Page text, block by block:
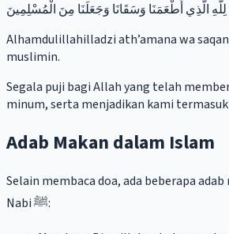
لِلَّهِ الَّذِي أَطْعَمَنَا وَسَقَانَا وَجَعَلَنَا مِنَ الْمُسْلِمِينَ
Alhamdulillahilladzi ath’amana wa
muslimin.
Segala puji bagi Allah yang telah
minum, serta menjadikan kami
Adab Makan dalam Islam
Selain membaca doa, ada beberapa
Nabi ﷺ: